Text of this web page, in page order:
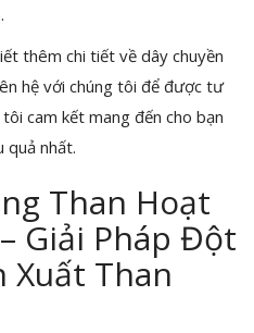
thêm chi tiết về dây chuyền
hệ với chúng tôi để được tư
cam kết mang đến cho bạn
quả nhất.
Than Hoạt
Giải Pháp Đột
Xuất Than